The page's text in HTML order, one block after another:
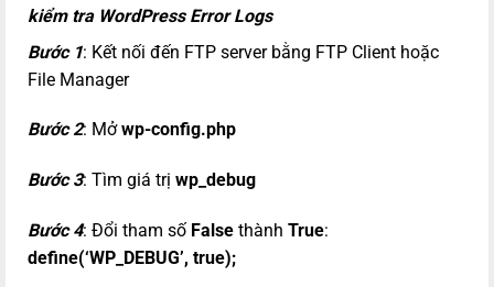
kiểm tra WordPress Error Logs
Bước 1: Kết nối đến FTP server bằng FTP Client hoặc
File Manager
Bước 2: Mởwp-config.php
Bước 3: Tìm giá trị wp_debug
Bước 4: Đổi tham số False thành True:
define(‘WP_DEBUG’, true);